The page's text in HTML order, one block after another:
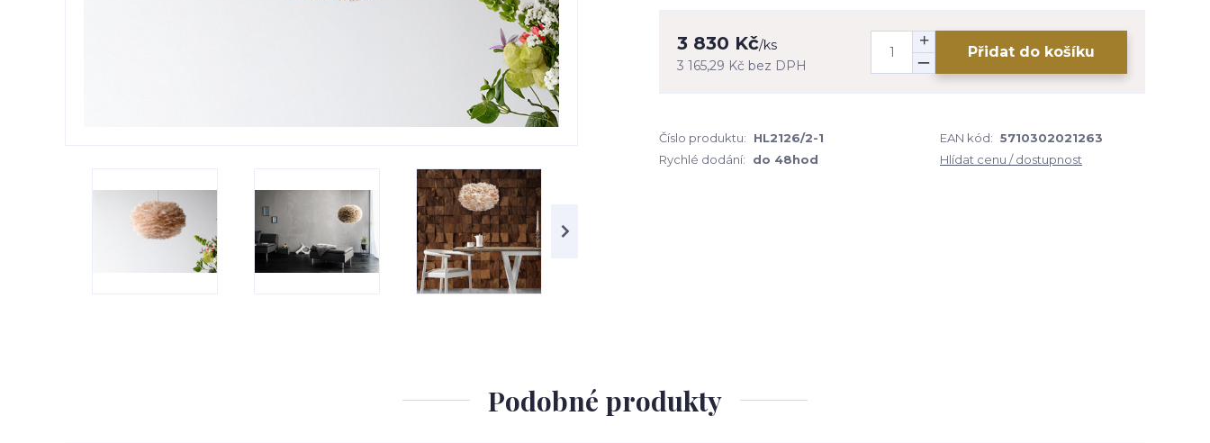
3 830 Kč/ks
3 165,29 Kč bez DPH
Přidat do košíku
Číslo produktu: HL2126/2-1 EAN kód: 5710302021263
Rychlé dodání:
do 48hod Hlídat cenu / dostupnost
Podobné produkty